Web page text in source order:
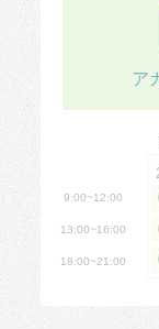
ア
9:00~12:00
13:00~16:00
18:00~21:00